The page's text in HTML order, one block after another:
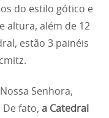
do estilo gótico e
altura, além de 12
estão 3 painéis
Senhora,
De fato, a Catedral